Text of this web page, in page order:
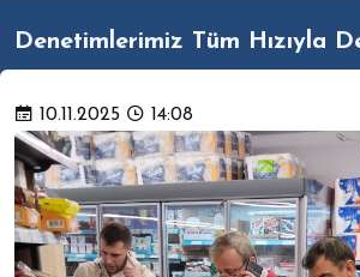
Denetimlerimiz Tüm Hızıyla
10.11.2025 14:08